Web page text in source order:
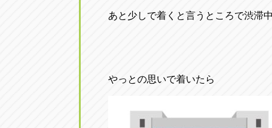
あと少しで着くと言うところで渋滞
やっとの思いで着いたら